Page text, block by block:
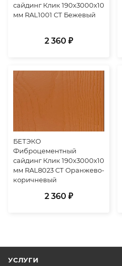
сайдинг Клик 190х3000х10
мм RAL1001 СТ Бежевый
2 360 ₽
БЕТЭКО
Фиброцементный
сайдинг Клик 190х3000х10
мм RAL8023 СТ Оранжево-
коричневый
2 360 ₽
УСЛУГИ